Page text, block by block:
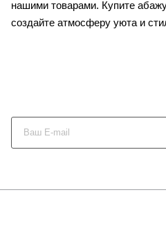
нашими товарами. Купите
создайте атмосферу уюта и